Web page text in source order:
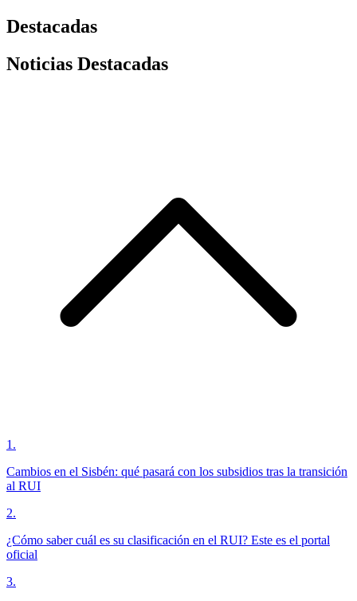
Destacadas
Noticias Destacadas
1.
Cambios en el Sisbén: qué pasará con los subsidios tras la transición
al RUI
2.
¿Cómo saber cuál es su clasificación en el RUI? Este es el portal
oficial
3.